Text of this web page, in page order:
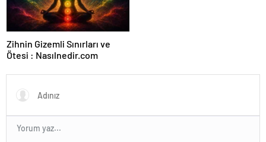
Zihnin Gizemli Sınırları ve
Ötesi : Nasılnedir.com